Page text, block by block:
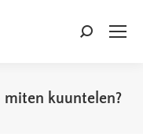
Search:
kuuntelen?